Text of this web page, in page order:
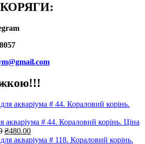
акваріума # 44. Кораловий корінь. Ціна
Оригінальна
ціна:
₴480.00Поточна
ціна: